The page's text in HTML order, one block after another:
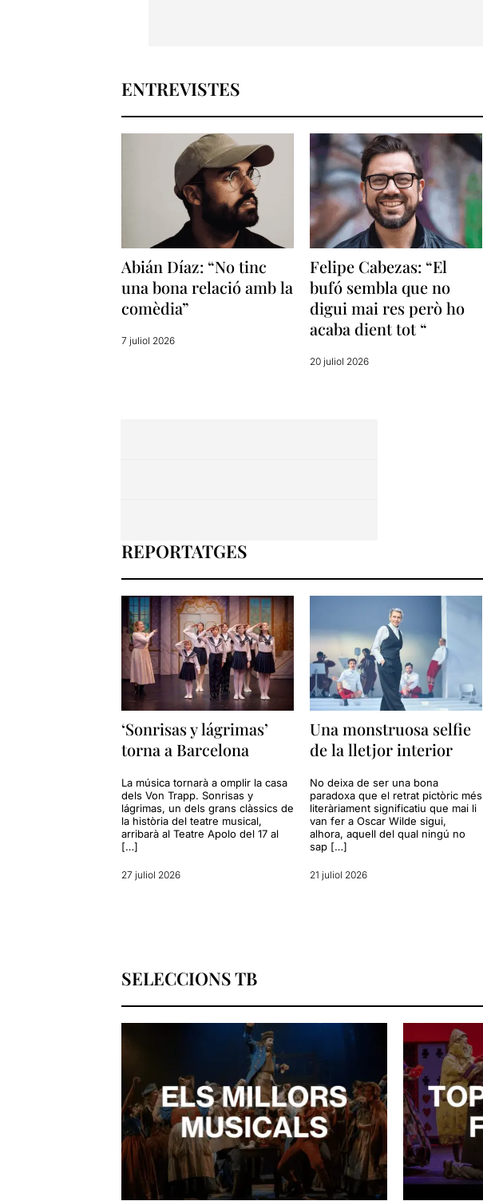
ENTREVISTES
Abián Díaz: “No tinc
una bona relació amb la
comèdia”
7 juliol 2026
Felipe Cabezas: “El
bufó sembla que no
digui mai res però ho
acaba dient tot “
20 juliol 2026
REPORTATGES
‘Sonrisas y lágrimas’
torna a Barcelona
La música tornarà a omplir la casa
dels Von Trapp. Sonrisas y
lágrimas, un dels grans clàssics de
la història del teatre musical,
arribarà al Teatre Apolo del 17 al
[…]
27 juliol 2026
Una monstruosa selfie
de la lletjor interior
No deixa de ser una bona
paradoxa que el retrat pictòric més
literàriament significatiu que mai li
van fer a Oscar Wilde sigui,
alhora, aquell del qual ningú no
sap […]
21 juliol 2026
SELECCIONS TB